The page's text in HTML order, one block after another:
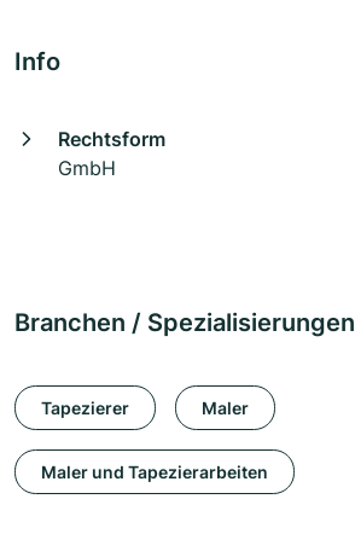
Info
Rechtsform
GmbH
Branchen / Spezialisierungen
Tapezierer Maler
Maler und Tapezierarbeiten